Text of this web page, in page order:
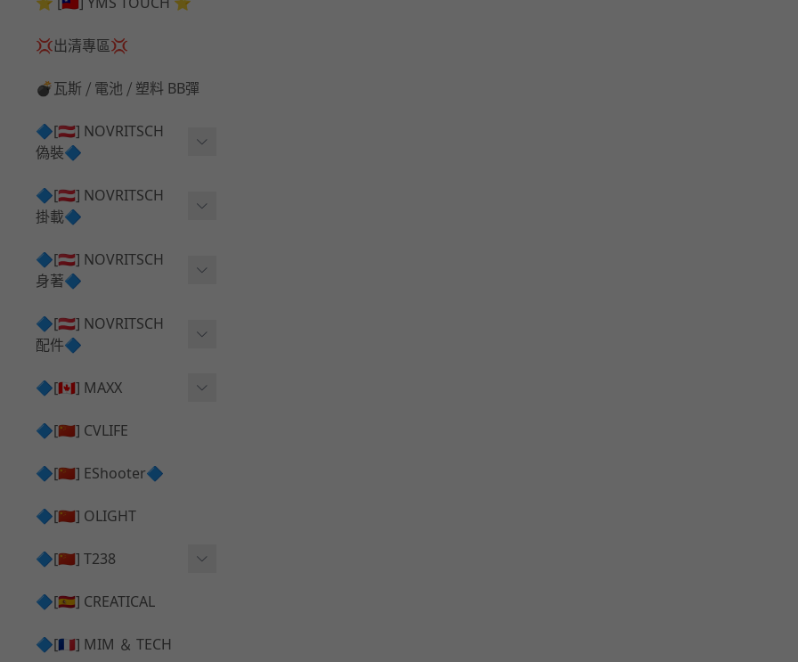
💢出清專區💢
💣瓦斯 ⧸ 電池 ⧸ 塑料 BB彈
🔷[🇦🇹] NOVRITSCH
偽裝🔷
上衣夾克 ⧸ Jacket
兜帽 ⧸ Hood
手持 裝備 ⧸ 偽裝
披肩 ⧸ Shoulder Piece
onie
🔷[🇦🇹] NOVRITSCH
掛載🔷
AR ⧸ DMR 彈匣用
SMG ⧸ SSR90 彈匣用
腰包 ⧸ 萬用包
HPA 氣瓶袋 ⧸ 水袋包
手槍 彈匣用
🔷[🇦🇹] NOVRITSCH
身著🔷
闊邊帽 ⧸ Boonie Hat
戰術背心+前掛 ⧸ Plate Car
rier+Flap
tlebelt
護目鏡 ⧸ 除霧器
腰帶 ⧸ 腿掛
🔷[🇦🇹] NOVRITSCH
配件🔷
✅ 快拔槍套 ⧸ 槍背帶
✅ 槍架 ⧸ 訓練靶具 ⧸ 工具
🔷[🇨🇦] MAXX
AEG 活塞頭 ⧸ AEG Piston
HOP座 ⧸ HOP-UP
競速扳機 ⧸ Speed Trigger
彈匣釋放鈕 ⧸ Mag Releas
推嘴 ⧸ Nozzle
🔷[🇨🇳] CVLIFE
🔷[🇨🇳] EShooter🔷
🔷[🇨🇳] OLIGHT
🔷[🇨🇳] T238
電子扳機
發光器
🔷[🇪🇸] CREATICAL
🔷[🇫🇷] MIM ＆ TECH